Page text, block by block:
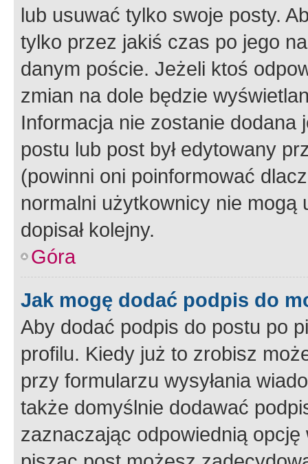
lub usuwać tylko swoje posty.
tylko przez jakiś czas po jego
danym poście. Jeżeli ktoś
zmian na dole będzie
Informacja nie zostanie dodana
postu lub post był edytowany
(powinni oni poinformować
normalni użytkownicy nie
dopisał kolejny.
Góra
Jak mogę dodać podpis do
Aby dodać podpis do postu po
profilu. Kiedy już to zrobisz
przy formularzu wysyłania
także domyślnie dodawać
zaznaczając odpowiednią